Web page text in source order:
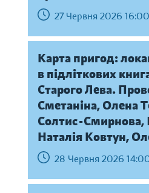
27 Червня 2026 16:00
Карта пригод:
в підліткових
Старого Лева.
Сметаніна, Олена
Солтис-Смирнова,
Наталія Ковтун,
28 Червня 2026